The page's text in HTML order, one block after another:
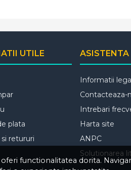
functionalitatea dorita.
UTILE
plata
retururi
ASISTENTA
Informatii
Contacteaza-
Intrebari
Harta site
ANPC
Solutionarea